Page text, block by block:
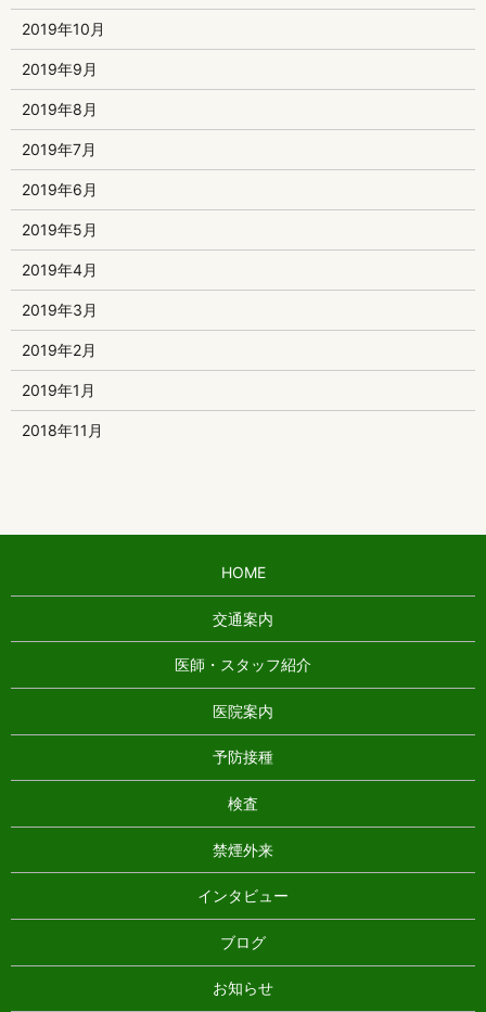
2019年10月
2019年9月
2019年8月
2019年7月
2019年6月
2019年5月
2019年4月
2019年3月
2019年2月
2019年1月
2018年11月
HOME
交通案内
医師・スタッフ紹介
医院案内
予防接種
検査
禁煙外来
インタビュー
ブログ
お知らせ